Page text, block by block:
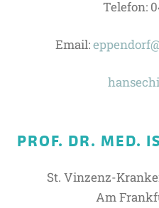
Telefon:
Email:
PROF. DR. MED.
St. Vinzenz-
Am